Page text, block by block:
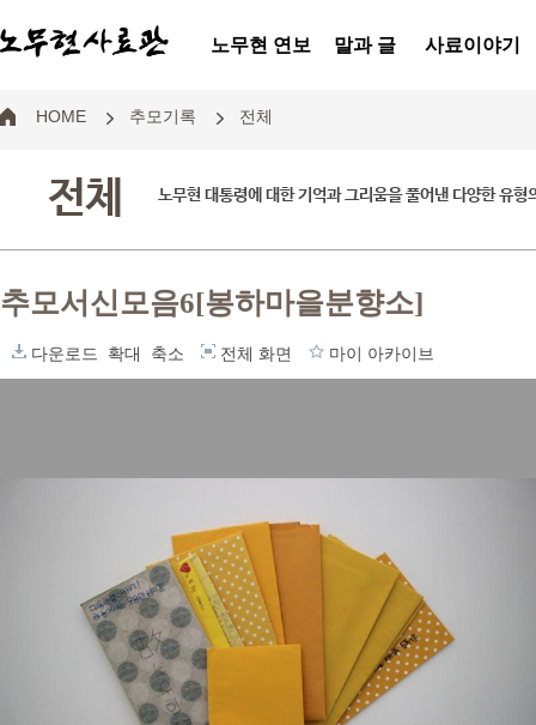
노무현 연보 말과 글 사료이야기
HOME 추모기록 전체
전체 노무현 대통령에 대한 기억과 그리움을 풀어낸 다양한 유형
추모서신모음6[봉하마을분향소]
다운로드 확대 축소 전체 화면 마이 아카이브